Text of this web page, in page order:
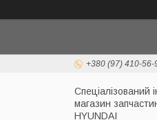
+380 (97) 410-56-
Спеціалізований
магазин
HYUNDAI